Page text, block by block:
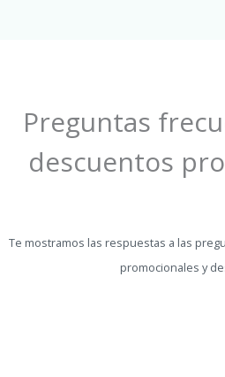
Preguntas
descuentos
Te mostramos las respuestas a las
promocionales y